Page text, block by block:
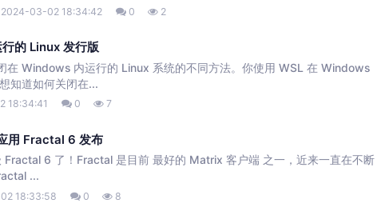
2024-03-02 18:34:42 0 2
的 Linux 发行版
在 Windows 内运行的 Linux 系统的不同方法。你使用 WSL 在 Windows
知道如何关闭在...
18:34:41 0 7
用 Fractal 6 发布
Fractal 6 了！Fractal 是目前 最好的 Matrix 客户端 之一，近来一直在不断
...
18:33:58 0 8